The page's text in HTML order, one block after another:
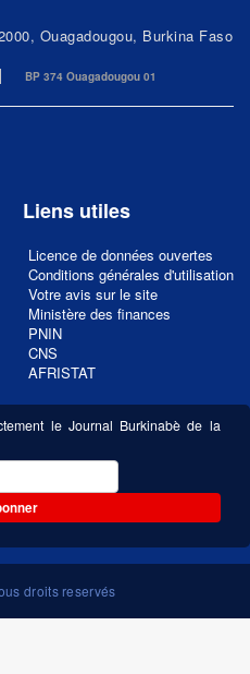
Ouagadougou, Burkina Faso
BP 374 Ouagadougou 01
Liens utiles
Licence de données ouvertes
Conditions générales d'utilisation
Votre avis sur le site
Ministère des finances
PNIN
CNS
AFRISTAT
le Journal Burkinabè de la
droits reservés